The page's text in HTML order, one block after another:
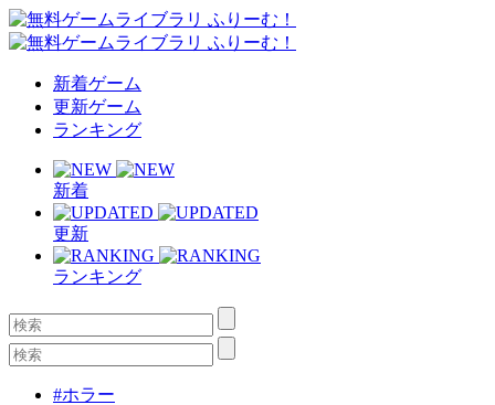
新着ゲーム
更新ゲーム
ランキング
新着
更新
ランキング
#ホラー